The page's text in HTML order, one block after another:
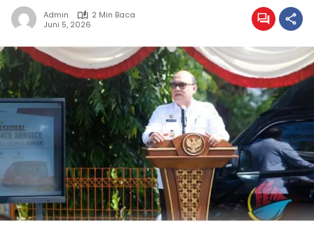
Admin
2 Min Baca
Juni 5, 2026